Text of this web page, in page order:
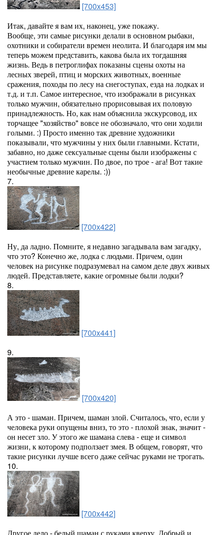
[700x453]
Итак, давайте я вам их, наконец, уже покажу.
Вообще, эти самые рисунки делали в основном рыбаки,
охотники и собиратели времен неолита. И благодаря им мы
теперь можем представить, какова была их тогдашняя
жизнь. Ведь в петроглифах показаны сцены охоты на
лесных зверей, птиц и морских животных, военные
сражения, походы по лесу на снегоступах, езда на лодках и
т.д. и т.п. Самое интересное, что изображали в рисунках
только мужчин, обязательно прорисовывая их половую
принадлежность. Но, как нам объяснила экскурсовод, их
торчащее "хозяйство" вовсе не обозначало, что они ходили
голыми. :) Просто именно так древние художники
показывали, что мужчины у них были главными. Кстати,
забавно, но даже сексуальные сцены были изображены с
участием только мужчин. По двое, по трое - ага! Вот такие
необычные древние карелы. :))
7.
[700x422]
Ну, да ладно. Помните, я недавно загадывала вам загадку,
что это? Конечно же, лодка с людьми. Причем, один
человек на рисунке подразумевал на самом деле двух живых
людей. Представляете, какие огромные были лодки?
8.
[700x441]
9.
[700x420]
А это - шаман. Причем, шаман злой. Считалось, что, если у
человека руки опущены вниз, то это - плохой знак, значит -
он несет зло. У этого же шамана слева - еще и символ
жизни, к которому подползает змея. В общем, говорят, что
такие рисунки лучше всего даже сейчас руками не трогать.
10.
[700x442]